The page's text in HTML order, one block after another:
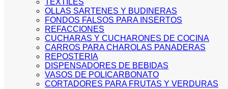
TEXTILES
OLLAS SARTENES Y BUDINERAS
FONDOS FALSOS PARA INSERTOS
REFACCIONES
CUCHARAS Y CUCHARONES DE COCINA
CARROS PARA CHAROLAS PANADERAS
REPOSTERIA
DISPENSADORES DE BEBIDAS
VASOS DE POLICARBONATO
CORTADORES PARA FRUTAS Y VERDURAS